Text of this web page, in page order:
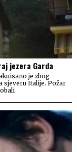
jezera Garda
je zbog
sjeveru Italije. Požar